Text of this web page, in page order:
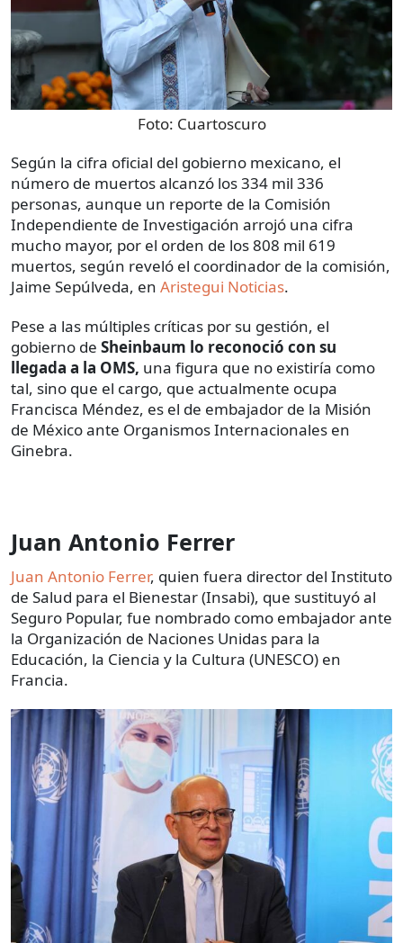
Foto: Cuartoscuro
Según la cifra oficial del gobierno mexicano, el
número de muertos alcanzó los 334 mil 336
personas, aunque un reporte de la Comisión
Independiente de Investigación arrojó una cifra
mucho mayor, por el orden de los 808 mil 619
muertos, según reveló el coordinador de la comisión,
Jaime Sepúlveda, en Aristegui Noticias.
Pese a las múltiples críticas por su gestión, el
gobierno de Sheinbaum lo reconoció con su
llegada a la OMS, una figura que no existiría como
tal, sino que el cargo, que actualmente ocupa
Francisca Méndez, es el de embajador de la Misión
de México ante Organismos Internacionales en
Ginebra.
Juan Antonio Ferrer
Juan Antonio Ferrer, quien fuera director del Instituto
de Salud para el Bienestar (Insabi), que sustituyó al
Seguro Popular, fue nombrado como embajador ante
la Organización de Naciones Unidas para la
Educación, la Ciencia y la Cultura (UNESCO) en
Francia.